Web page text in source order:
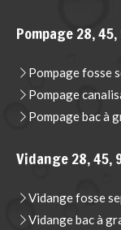
Pompage 28, 45,
Pompage fosse
Pompage
Pompage bac à
Vidange 28, 45,
Vidange fosse
Vidange bac à